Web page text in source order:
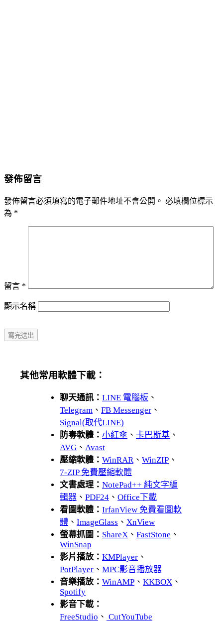
發佈留言
發佈留言必須填寫的電子郵件地址不會公開。 必填欄位標示
為 *
留言 *
顯示名稱
其他常用軟體下載：
聊天通訊： LINE 電腦板 、
Telegram 、 FB Messenger 、
Signal(取代LINE)
防毒軟體： 小紅傘 、 卡巴斯基 、
AVG 、 Avast
壓縮軟體： WinRAR、 WinZIP 、
7-ZIP 免費壓縮軟體
文書處理： NotePad++ 純文字編
輯器 、 PDF24 、 Office下載
看圖軟體： IrfanView 免費看圖軟
體 、 ImageGlass 、 XnView
螢幕抓圖： ShareX 、 FastStone 、
WinSnap
影片播放： KMPlayer 、
PotPlayer 、 MPC影音播放器
音樂播放： WinAMP 、 KKBOX 、
Spotify
影音下載：
FreeStudio 、 CutYouTube